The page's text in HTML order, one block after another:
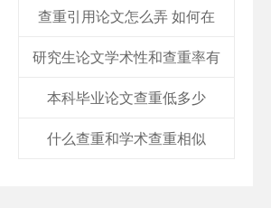
查重引用论文怎么弄 如何在
研究生论文学术性和查重率有
本科毕业论文查重低多少
什么查重和学术查重相似